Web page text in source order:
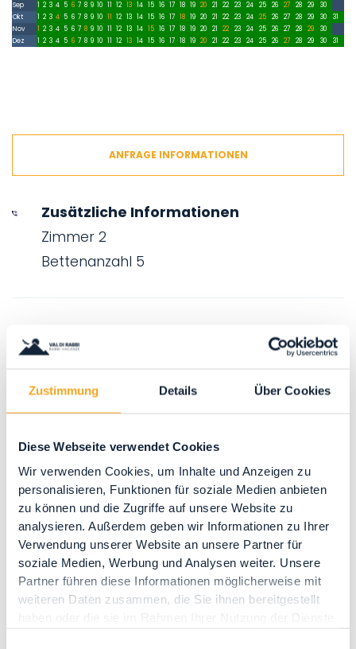
Zustimmung Details Über Cookies
Diese Webseite verwendet Cookies
Wir verwenden Cookies, um Inhalte und Anzeigen zu
personalisieren, Funktionen für soziale Medien anbieten
zu können und die Zugriffe auf unsere Website zu
analysieren. Außerdem geben wir Informationen zu Ihrer
Verwendung unserer Website an unsere Partner für
soziale Medien, Werbung und Analysen weiter. Unsere
Partner führen diese Informationen möglicherweise mit
weiteren Daten zusammen, die Sie ihnen bereitgestellt
haben oder die sie im Rahmen Ihrer Nutzung der Dienste
Sep
1 2 3 4 5 6 7 8 9 10 11 12 13 14 15 16 17 18 19 20 21 22 23 24 25 26 27 28 29
30
Okt
1 2 3 4 5 6 7 8 9 10 11 12 13 14 15 16 17 18 19 20 21 22 23 24 25 26 27 28 29 30
31
Nov
1 2 3 4 5 6 7 8 9 10 11 12 13 14 15 16 17 18 19 20 21 22 23 24 25 26 27 28 29
30
Dez
1 2 3 4 5 6 7 8 9 10 11 12 13 14 15 16 17 18 19 20 21 22 23 24 25 26 27 28 29 30 31
ANFRAGE INFORMATIONEN
Zusätzliche Informationen
Zimmer 2
Bettenanzahl 5
Telefon
www.bambichalet.it
info@bambichalet.it
Siehe auf der Karte
Wie Sie dorthin gelangen